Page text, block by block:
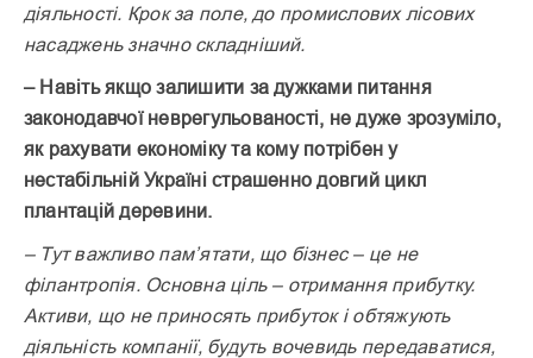
діяльності. Крок за поле, до промислових лісових
насад­жень значно складніший.
– Навіть якщо залишити за дужками питання
законодавчої неврегульованості, не дуже зрозуміло,
як рахувати економіку та кому потрібен у
нестабільній Україні страшенно довгий цикл
плантацій деревини.
– Тут важливо пам’ятати, що бізнес – це не
філантропія. Основна ціль – отримання прибутку.
Активи, що не приносять прибуток і обтяжують
діяльність компанії, будуть вочевидь передаватися,